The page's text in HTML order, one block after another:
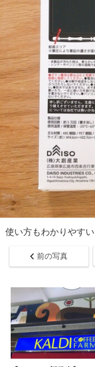
使い方もわかりやすい
前の写真